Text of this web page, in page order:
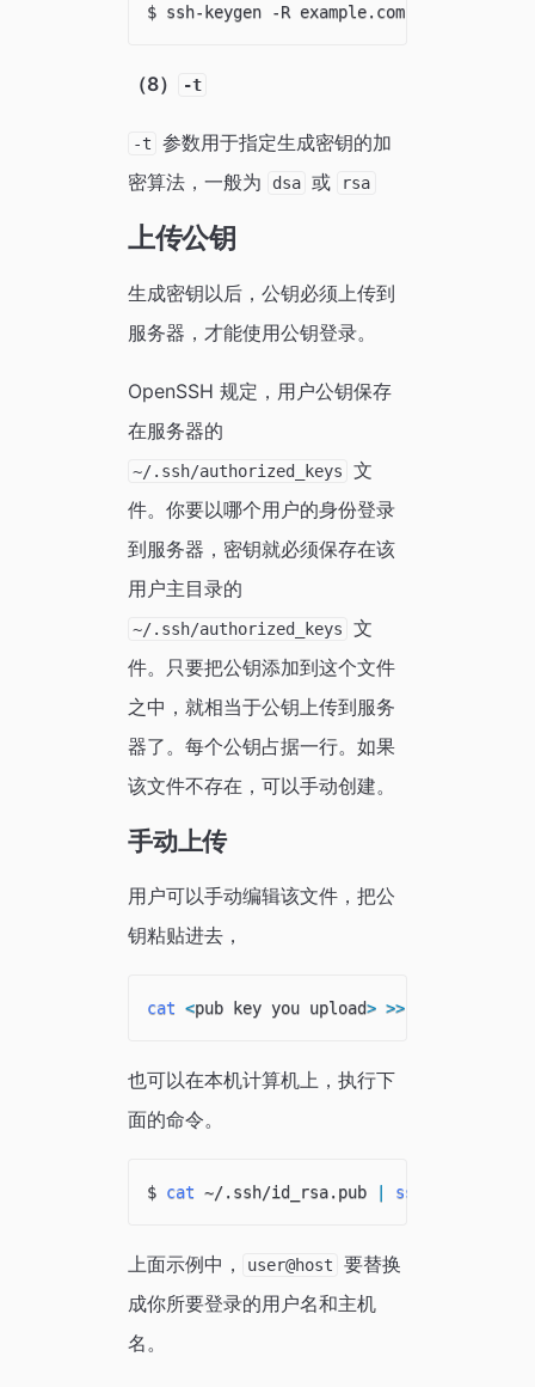
$ ssh-keygen -R example.com
（8） -t
-t
参数用于指定生成密钥的加
密算法，一般为
dsa 或 rsa
上传公钥
生成密钥以后，公钥必须上传到
服务器，才能使用公钥登录。
OpenSSH 规定，用户公钥保存
在服务器的
~/.ssh/authorized_keys
文
件。你要以哪个用户的身份登录
到服务器，密钥就必须保存在该
用户主目录的
~/.ssh/authorized_keys
文
件。只要把公钥添加到这个文件
之中，就相当于公钥上传到服务
器了。每个公钥占据一行。如果
该文件不存在，可以手动创建。
手动上传
用户可以手动编辑该文件，把公
钥粘贴进去，
cat <pub key you upload> >>
也可以在本机计算机上，执行下
面的命令。
$ cat ~/.ssh/id_rsa.pub ssh
上面示例中， user@host
要替换
成你所要登录的用户名和主机
名。